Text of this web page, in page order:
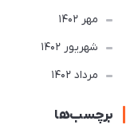
مهر 1402
شهریور 1402
مرداد 1402
برچسب‌ها